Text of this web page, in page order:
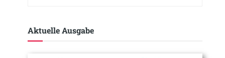
Aktuelle Ausgabe​